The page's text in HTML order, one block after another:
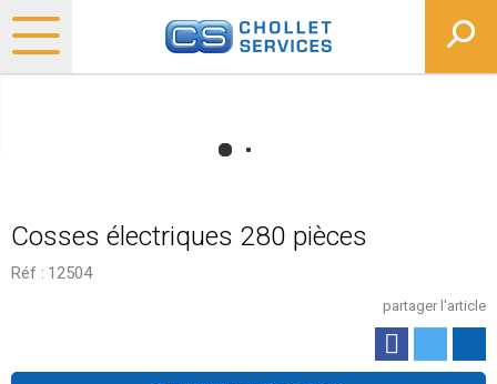
Cosses électriques 280 pièces
Réf : 12504
partager l'article